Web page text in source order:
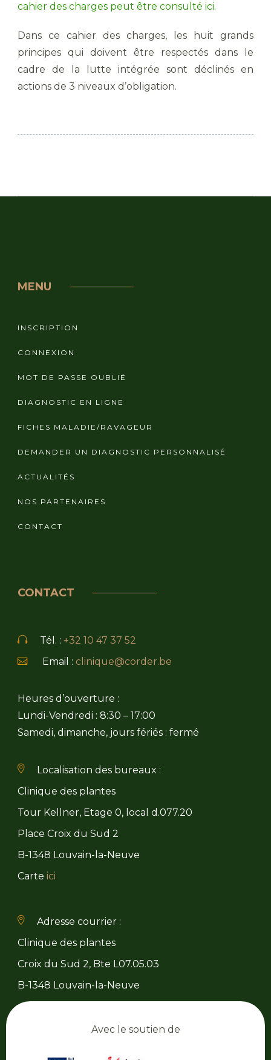
cahier des charges peut être consulté ici.
Dans ce cahier des charges, les huit grands
principes qui doivent être respectés dans le
cadre de la lutte intégrée sont déclinés en
actions de 3 niveaux d’obligation.
MENU
INSCRIPTION
CONNEXION
MOT DE PASSE OUBLIÉ
DIAGNOSTIC EN LIGNE
FICHES MALADIE/RAVAGEUR
DEMANDER UN DIAGNOSTIC PERSONNALISÉ
ACTUALITÉS
NOS PARTENAIRES
CONTACT
CONTACT
Tél. : +32 10 47 37 52
Email : clinique@corder.be
Heures d’ouverture :
Lundi-Vendredi : 8:30 – 17:00
Samedi, dimanche, jours fériés : fermé
Localisation des bureaux :
Clinique des plantes
Tour Kellner, Etage 0, local d.077.20
Place Croix du Sud 2
B-1348 Louvain-la-Neuve
Carte ici
Adresse courrier :
Clinique des plantes
Croix du Sud 2, Bte L07.05.03
B-1348 Louvain-la-Neuve
Avec le soutien de